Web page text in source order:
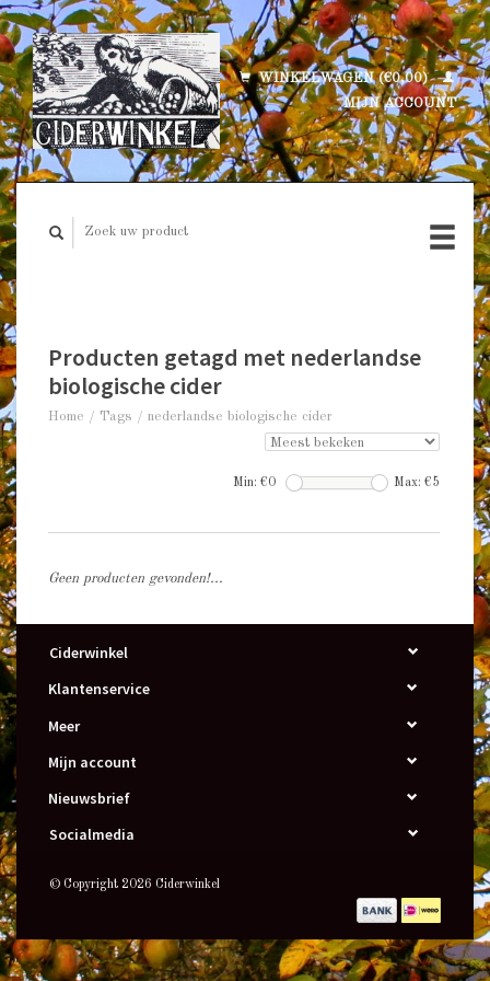
WINKELWAGEN (€0,00)
MIJN ACCOUNT
Producten getagd met nederlandse
biologische cider
Home / Tags / nederlandse biologische cider
Min: €0 Max: €5
Geen producten gevonden!...
Ciderwinkel
Klantenservice
Meer
Mijn account
Nieuwsbrief
Socialmedia
© Copyright 2026 Ciderwinkel